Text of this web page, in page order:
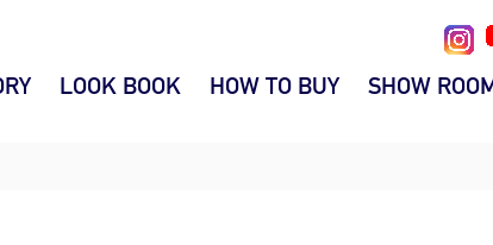
LOOK BOOK HOW TO BUY SHOW